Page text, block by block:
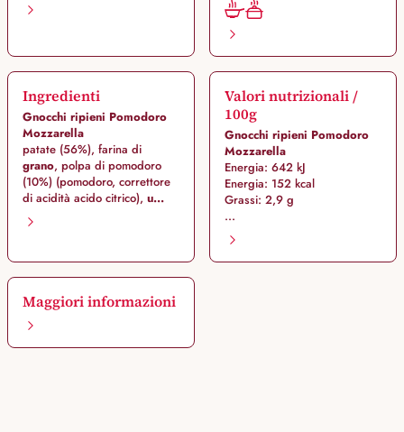
Ingredienti
Gnocchi ripieni Pomodoro
Mozzarella
patate (56%), farina di
grano, polpa di pomodoro
(10%) (pomodoro, correttore
di acidità acido citrico), u...
Valori nutrizionali /
100g
Gnocchi ripieni Pomodoro
Mozzarella
Energia: 642 kJ
Energia: 152 kcal
Grassi: 2,9 g
...
Maggiori informazioni